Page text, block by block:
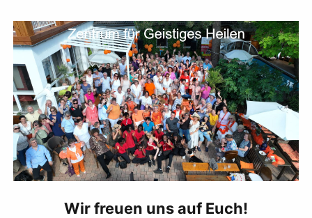
Wir freuen uns auf Euch!